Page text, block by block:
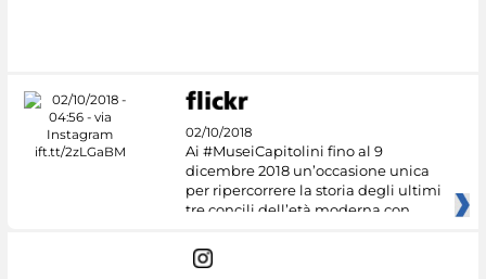
02/10/2018
Ai #MuseiCapitolini fino al 9
dicembre 2018 un’occasione unica
per ripercorrere la storia degli ultimi
tre concili dell’età moderna con